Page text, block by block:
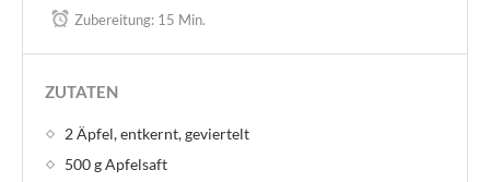
Zubereitung: 15 Min.
ZUTATEN
2 Äpfel, entkernt, geviertelt
500 g Apfelsaft